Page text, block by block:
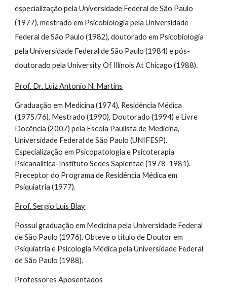
especialização pela Universidade Federal de São Paulo
(1977), mestrado em Psicobiologia pela Universidade
Federal de São Paulo (1982), doutorado em Psicobiologia
pela Universidade Federal de São Paulo (1984) e pós-
doutorado pela University Of Illinois At Chicago (1988).
Prof. Dr. Luiz Antonio N. Martins
Graduação em Medicina (1974), Residência Médica
(1975/76), Mestrado (1990), Doutorado (1994) e Livre
Docência (2007) pela Escola Paulista de Medicina,
Universidade Federal de São Paulo (UNIFESP).
Especialização em Psicopatologia e Psicoterapia
Psicanalítica-Instituto Sedes Sapientae (1978-1981).
Preceptor do Programa de Residência Médica em
Psiquiatria (1977).
Prof. Sergio Luis Blay
Possui graduação em Medicina pela Universidade Federal
de São Paulo (1976). Obteve o título de Doutor em
Psiquiatria e Psicologia Médica pela Universidade Federal
de São Paulo (1988).
Professores Aposentados